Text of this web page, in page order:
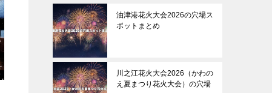
油津港花火大会2026の穴場ス
ポットまとめ
川之江花火大会2026（かわの
え夏まつり花火大会）の穴場